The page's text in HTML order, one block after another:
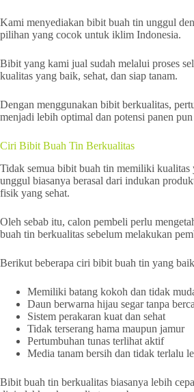
Kami menyediakan bibit buah tin unggul
pilihan yang cocok untuk iklim Indonesia.
Bibit yang kami jual sudah melalui proses
kualitas yang baik, sehat, dan siap tanam.
Dengan menggunakan bibit berkualitas,
menjadi lebih optimal dan potensi panen
Ciri Bibit Buah Tin Berkualitas
Tidak semua bibit buah tin memiliki kualitas
unggul biasanya berasal dari indukan
fisik yang sehat.
Oleh sebab itu, calon pembeli perlu
buah tin berkualitas sebelum melakukan
Berikut beberapa ciri bibit buah tin yang
Memiliki batang kokoh dan tidak
Daun berwarna hijau segar tanpa
Sistem perakaran kuat dan sehat
Tidak terserang hama maupun jamur
Pertumbuhan tunas terlihat aktif
Media tanam bersih dan tidak terlalu
Bibit buah tin berkualitas biasanya lebih